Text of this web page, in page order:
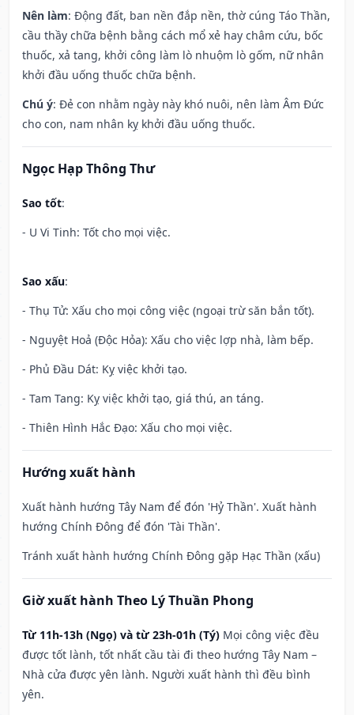
Nên làm: Động đất, ban nền đắp nền, thờ cúng Táo Thần,
cầu thầy chữa bệnh bằng cách mổ xẻ hay châm cứu, bốc
thuốc, xả tang, khởi công làm lò nhuộm lò gốm, nữ nhân
khởi đầu uống thuốc chữa bệnh.
Chú ý: Đẻ con nhằm ngày này khó nuôi, nên làm Âm Đức
cho con, nam nhân kỵ khởi đầu uống thuốc.
Ngọc Hạp Thông Thư
Sao tốt:
- U Vi Tinh: Tốt cho mọi việc.
Sao xấu:
- Thụ Tử: Xấu cho mọi công việc (ngoại trừ săn bắn tốt).
- Nguyệt Hoả (Độc Hỏa): Xấu cho việc lợp nhà, làm bếp.
- Phủ Đầu Dát: Kỵ việc khởi tạo.
- Tam Tang: Kỵ việc khởi tạo, giá thú, an táng.
- Thiên Hình Hắc Đạo: Xấu cho mọi việc.
Hướng xuất hành
Xuất hành hướng Tây Nam để đón 'Hỷ Thần'. Xuất hành
hướng Chính Đông để đón 'Tài Thần'.
Tránh xuất hành hướng Chính Đông gặp Hạc Thần (xấu)
Giờ xuất hành Theo Lý Thuần Phong
Từ 11h-13h (Ngọ) và từ 23h-01h (Tý) Mọi công việc đều
được tốt lành, tốt nhất cầu tài đi theo hướng Tây Nam –
Nhà cửa được yên lành. Người xuất hành thì đều bình
yên.